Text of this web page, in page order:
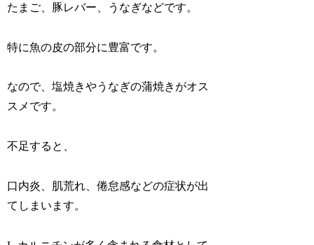
たまご、豚レバー、うなぎなどです。
特に魚の皮の部分に豊富です。
なので、塩焼きやうなぎの蒲焼きがオス
スメです。
不足すると、
口内炎、肌荒れ、倦怠感などの症状が出
てしまいます。